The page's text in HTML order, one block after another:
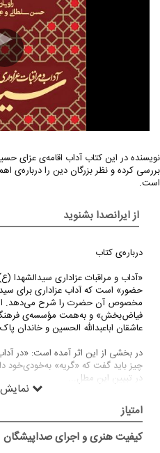
نویسنده در این کتاب آداب اقامه‌‌ی عزای
بررسی کرده و نظر بزرگان دین را درباره‌ی
است.
از ایرانصدا بشنوید
درباره‌ی کتاب
«آداب و مراقبات عزاداری سیدالشهدا
حضور» است که آداب عزاداری برای
مخصوص آن حضرت را شرح می‌‌دهد. این
فیاض‌بخش» و به‌‌همت مؤسسه‌‌ی
عاشقان اباعبدالله الحسین و خاندان
در بخشی از این اثر آمده است: «در
چیز باید گفت که «گریه» به‌‌خودی‌‌خود
در تبیین این مطل
امتیاز
کیفیت هنری و اجرای صداپیشگان